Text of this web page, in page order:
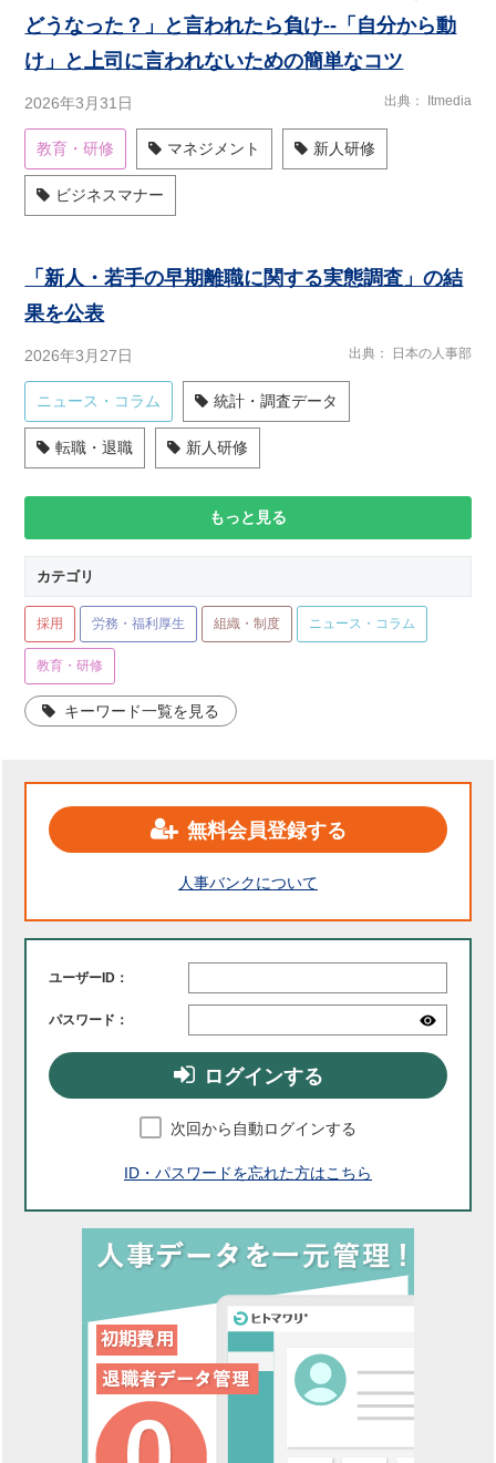
どうなった？」と言われたら負け--「自分から動
け」と上司に言われないための簡単なコツ
2026年3月31日 出典 Itmedia
教育・研修 マネジメント 新人研修
ビジネスマナー
「新人・若手の早期離職に関する実態調査」の結
果を公表
2026年3月27日 出典 日本の人事部
ニュース・コラム 統計・調査データ
転職・退職 新人研修
もっと見る
カテゴリ
採用 労務・福利厚生 組織・制度 ニュース・コラム
教育・研修
キーワード一覧を見る
無料会員登録する
人事バンクについて
ユーザーID：
パスワード：
ログインする
次回から自動ログインする
ID・パスワードを忘れた方はこちら